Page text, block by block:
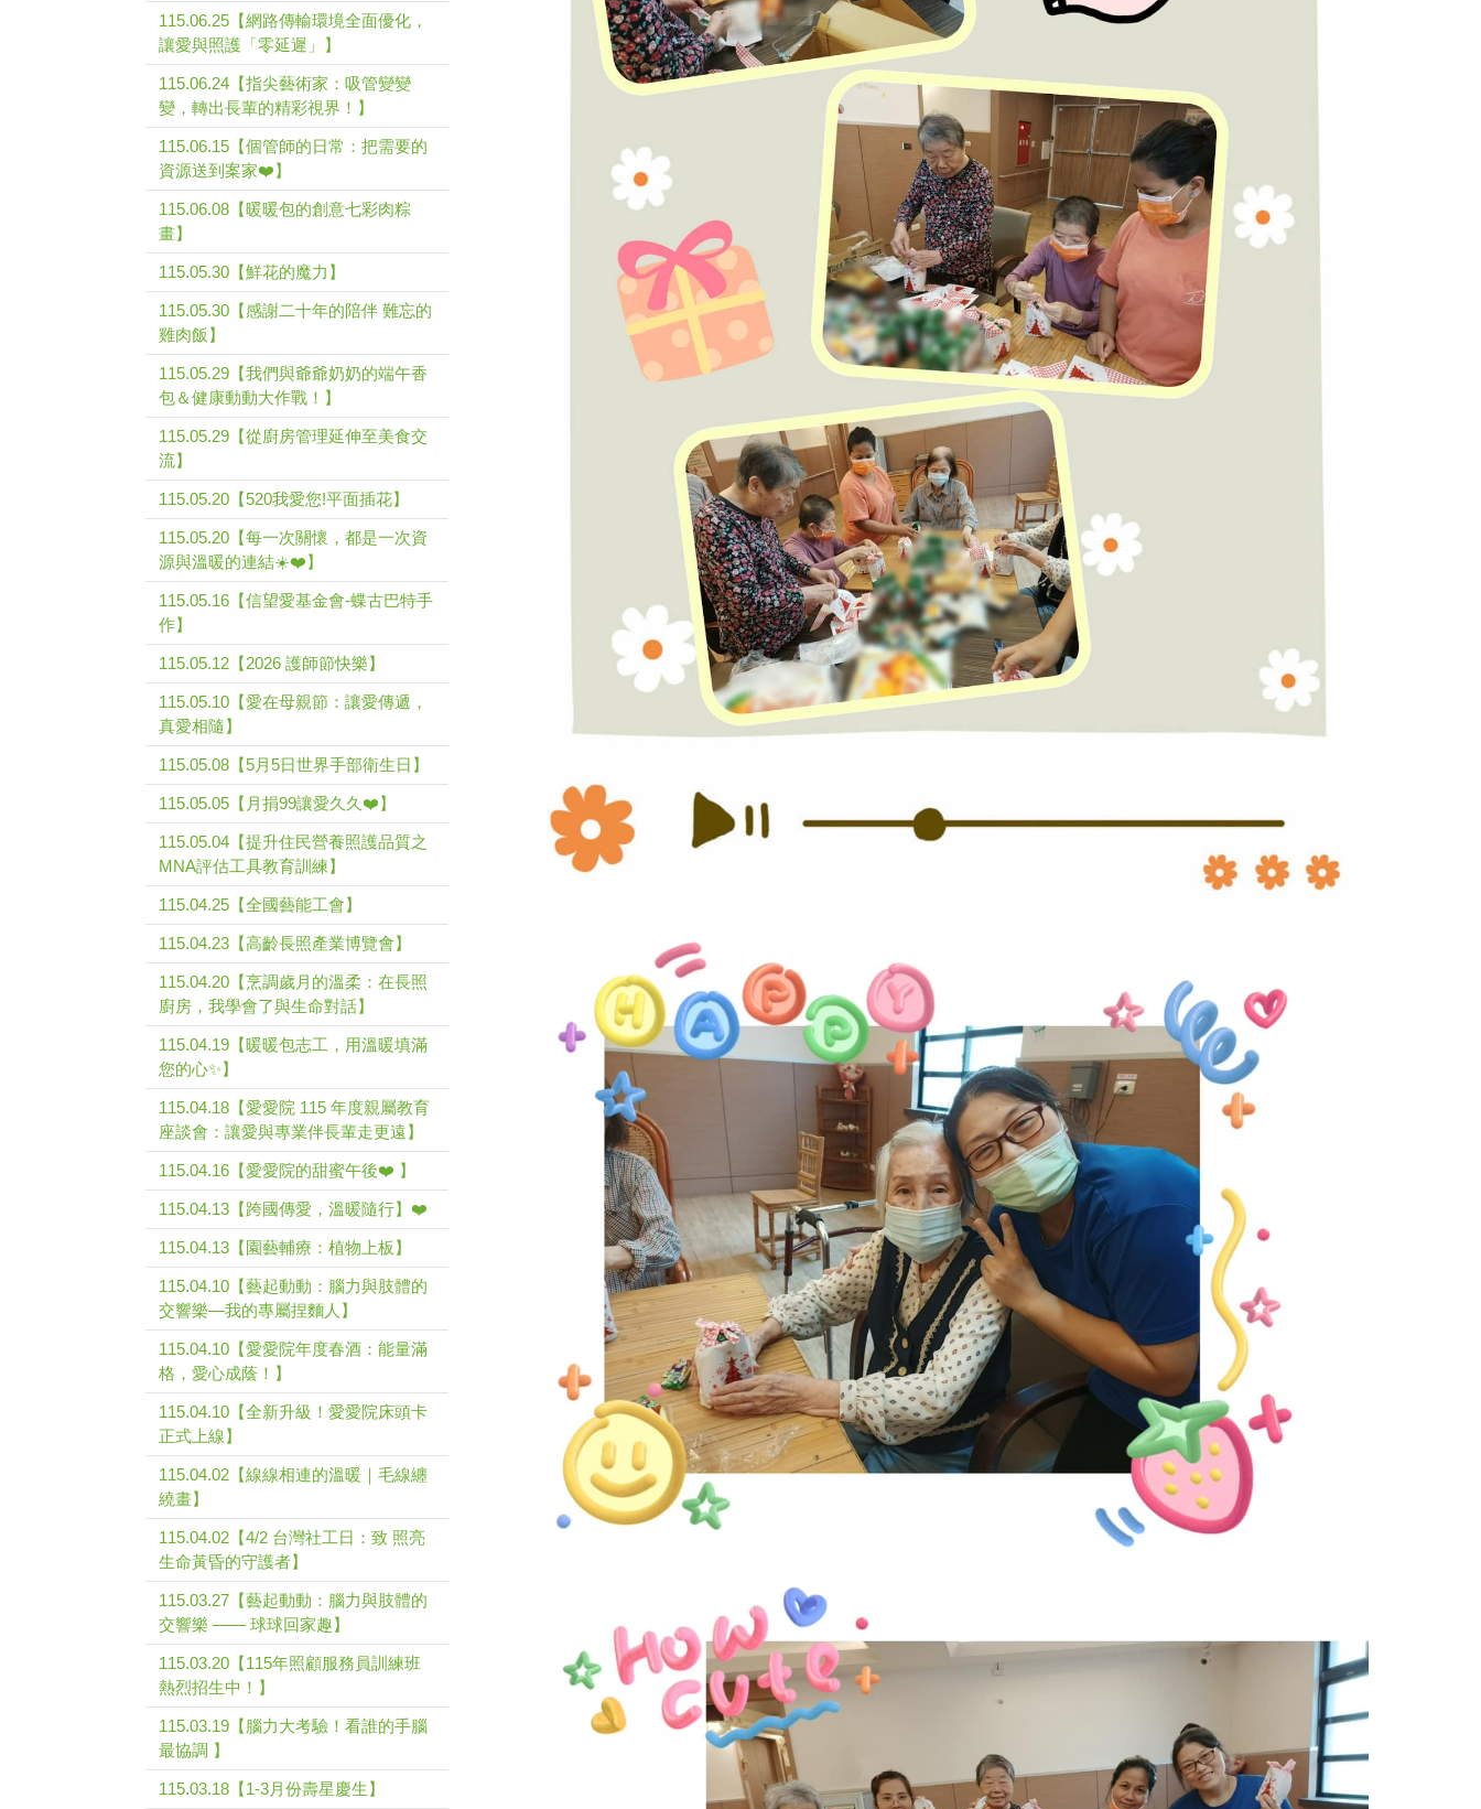
115.06.25【網路傳輸環境全面優化，
讓愛與照護「零延遲」】
115.06.24【指尖藝術家：吸管變變
變，轉出長輩的精彩視界！】
115.06.15【個管師的日常：把需要的
資源送到案家❤️】
115.06.08【暖暖包的創意七彩肉粽
畫】
115.05.30【鮮花的魔力】
115.05.30【感謝二十年的陪伴 難忘的
雞肉飯】
115.05.29【我們與爺爺奶奶的端午香
包＆健康動動大作戰！】
115.05.29【從廚房管理延伸至美食交
流】
115.05.20【520我愛您!平面插花】
115.05.20【每一次關懷，都是一次資
源與溫暖的連結☀️❤️】
115.05.16【信望愛基金會-蝶古巴特手
作】
115.05.12【2026 護師節快樂】
115.05.10【愛在母親節：讓愛傳遞，
真愛相隨】
115.05.08【5月5日世界手部衛生日】
115.05.05【月捐99讓愛久久❤️】
115.05.04【提升住民營養照護品質之
MNA評估工具教育訓練】
115.04.25【全國藝能工會】
115.04.23【高齡長照產業博覽會】
115.04.20【烹調歲月的溫柔：在長照
廚房，我學會了與生命對話】
115.04.19【暖暖包志工，用溫暖填滿
您的心✨】
115.04.18【愛愛院 115 年度親屬教育
座談會：讓愛與專業伴長輩走更遠】
115.04.16【愛愛院的甜蜜午後❤️ 】
115.04.13【跨國傳愛，溫暖隨行】❤️
115.04.13【園藝輔療：植物上板】
115.04.10【藝起動動：腦力與肢體的
交響樂—我的專屬捏麵人】
115.04.10【愛愛院年度春酒：能量滿
格，愛心成蔭！】
115.04.10【全新升級！愛愛院床頭卡
正式上線】
115.04.02【線線相連的溫暖｜毛線纏
繞畫】
115.04.02【4/2 台灣社工日：致 照亮
生命黃昏的守護者】
115.03.27【藝起動動：腦力與肢體的
交響樂 —— 球球回家趣】
115.03.20【115年照顧服務員訓練班
熱烈招生中！】
115.03.19【腦力大考驗！看誰的手腦
最協調 】
115.03.18【1-3月份壽星慶生】